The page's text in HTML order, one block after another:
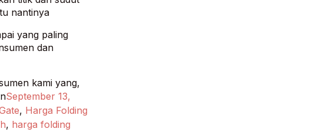
nantinya
yang paling
dan
kami yang,
September 13,
, Harga Folding
, harga folding